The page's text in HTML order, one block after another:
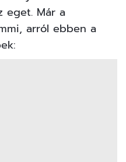
eget. Már a
arról ebben a